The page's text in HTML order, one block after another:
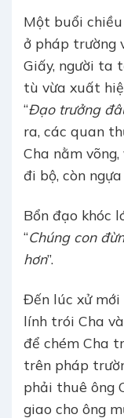
Một buổi
ở pháp trường
Giấy, người ta
tù vừa xuất
“Đạo trưởng
ra, các quan
Cha nằm
đi bộ, còn
Bổn đạo khóc
“Chúng con
hơn”.
Đến lúc xử mới
lính trói Cha
để chém Cha
trên pháp
phải thuê ông
giao cho ông